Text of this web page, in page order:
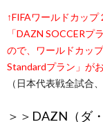
↑FIFAワールドカッ
「DAZN SOCCER
ので、ワールドカッ
Standardプラン」が
（日本代表戦全試合
＞＞ DAZN（ダ